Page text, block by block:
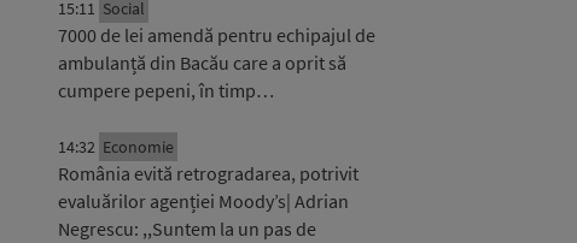
15:11 Social
7000 de lei amendă pentru echipajul de
ambulanță din Bacău care a oprit să
cumpere pepeni, în timp…
14:32 Economie
România evită retrogradarea, potrivit
evaluărilor agenției Moody’s| Adrian
Negrescu: ,,Suntem la un pas de